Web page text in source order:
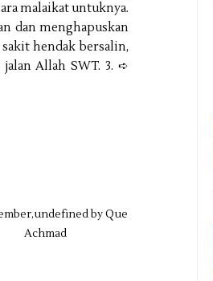
malaikat untuknya.
dan menghapuskan
hendak bersalin,
Allah SWT. 3. ➪
undefined byQue
Achmad